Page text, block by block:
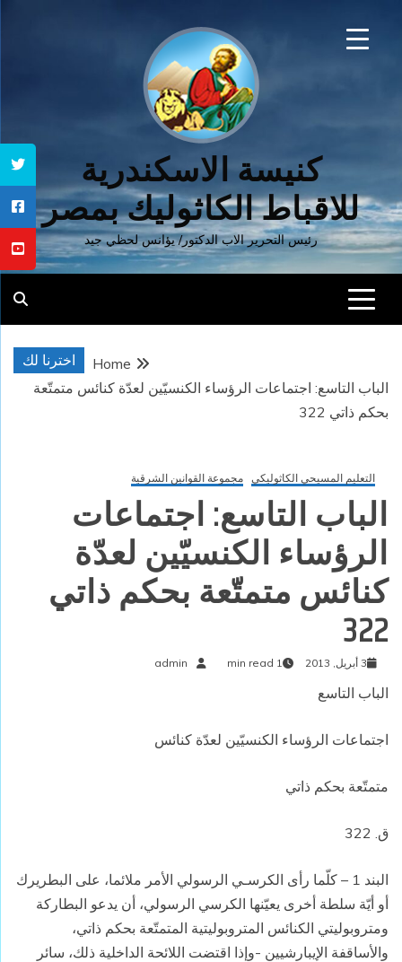
كنيسة الاسكندرية
للاقباط الكاثوليك بمصر
رئيس التحرير الاب الدكتور/ يؤانس لحظي جيد
اخترنا لك
Home
الباب التاسع: اجتماعات الرؤساء الكنسيّين لعدّة كنائس متمتّعة
بحكم ذاتي 322
التعليم المسيحي الكاثوليكي مجموعة القوانين الشرقية
الباب التاسع: اجتماعات
الرؤساء الكنسيّين لعدّة
كنائس متمتّعة بحكم ذاتي
322
3 أبريل, 2013 1 min read
admin
الباب التاسع
اجتماعات الرؤساء الكنسيّين لعدّة كنائس
متمتّعة بحكم ذاتي
ق. 322
البند 1 – كلّما رأى الكرسـي الرسولي الأمر ملائما، على البطريرك
أو أيّة سلطة أخرى يعيّنها الكرسي الرسولي، أن يدعو البطاركة
ومتروبوليتي الكنائس المتروبوليتية المتمتّعة بحكم ذاتي،
والأساقفة الإيبارشيين -وإذا اقتضت اللائحة الداخلية ذلك، سائر